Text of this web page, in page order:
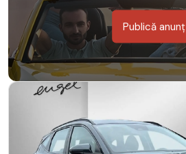
Publică anunț